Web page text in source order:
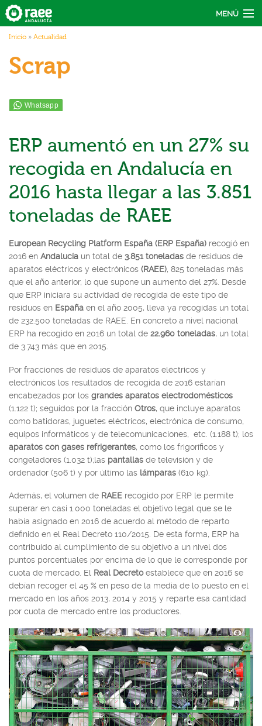
Pasar al contenido principal
MENÚ
Actúa
Recicla
Usted está aquí
Inicio » Actualidad
Scrap
ERP aumentó en un 27% su
recogida en Andalucía en
2016 hasta llegar a las 3.851
toneladas de RAEE
European Recycling Platform España (ERP España) recogió en
2016 en Andalucía un total de 3.851 toneladas de residuos de
aparatos eléctricos y electrónicos (RAEE), 825 toneladas más
que el año anterior, lo que supone un aumento del 27%. Desde
que ERP iniciara su actividad de recogida de este tipo de
residuos en España en el año 2005, lleva ya recogidas un total
de 232.500 toneladas de RAEE. En concreto a nivel nacional
ERP ha recogido en 2016 un total de 22.960 toneladas, un total
de 3.743 más que en 2015.
Por fracciones de residuos de aparatos eléctricos y
electrónicos los resultados de recogida de 2016 estarían
encabezados por los grandes aparatos electrodomésticos
(1.122 t); seguidos por la fracción Otros, que incluye aparatos
como batidoras, juguetes eléctricos, electrónica de consumo,
equipos informáticos y de telecomunicaciones, etc. (1.188 t); los
aparatos con gases refrigerantes, como los frigoríficos y
congeladores (1.032 t);las pantallas de televisión y de
ordenador (506 t) y por último las lámparas (610 kg).
Además, el volumen de RAEE recogido por ERP le permite
superar en casi 1.000 toneladas el objetivo legal que se le
había asignado en 2016 de acuerdo al método de reparto
definido en el Real Decreto 110/2015. De esta forma, ERP ha
contribuido al cumplimiento de su objetivo a un nivel dos
puntos porcentuales por encima de lo que le corresponde por
cuota de mercado. El Real Decretoestablece que en 2016 se
debían recoger el 45 % en peso de la media de lo puesto en el
mercado en los años 2013, 2014 y 2015 y reparte esa cantidad
por cuota de mercado entre los productores.